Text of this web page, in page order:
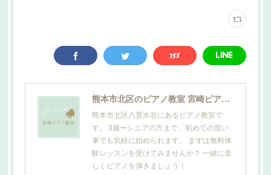
熊本市北区のピアノ教室 宮崎ピアノ教室
熊本市北区八景水谷にあるピアノ教室で
す。 3歳〜シニアの方まで、初めての習い
事でも気軽に始められます。 まずは無料体
験レッスンを受けてみませんか？ 一緒に楽
しくピアノを弾きましょう！